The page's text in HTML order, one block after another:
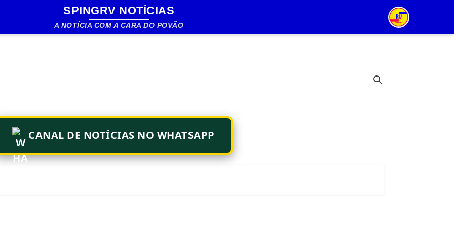
Pular para o conteúdo principal
SPINGRV NOTÍCIAS
A NOTÍCIA COM A CARA DO POVÃO
CANAL DE NOTÍCIAS NO WHATSAPP